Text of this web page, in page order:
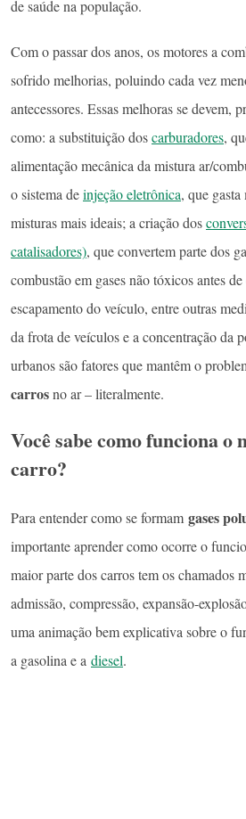
de saúde na população.
Com o passar dos anos, os motores a
sofrido melhorias, poluindo cada vez
antecessores. Essas melhoras se devem,
como: a substituição doscarburadores,
alimentação mecânica da mistura ar/
o sistema deinjeção eletrônica, que
misturas mais ideais; a criação dos
catalisadores), que convertem parte dos
combustão em gases não tóxicos antes
escapamento do veículo, entre outras
da frota de veículos e a concentração da
urbanos são fatores que mantêm o
carrosno ar – literalmente.
Você sabe como funciona o
carro?
Para entender como se formam gases
importante aprender como ocorre o
maior parte dos carros tem os chamados
admissão, compressão, expansão-
uma animação bem explicativa sobre o
a gasolina e a diesel.